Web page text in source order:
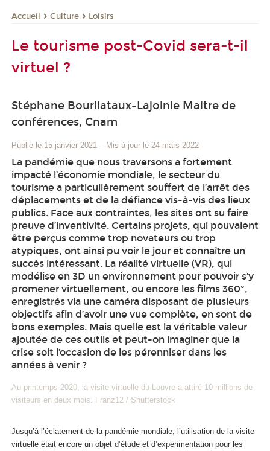
Accueil Culture Loisirs
Le tourisme post-Covid sera-t-il
virtuel ?
Stéphane Bourliataux-Lajoinie Maitre de
conférences, Cnam
Publié le 15 janvier 2021 – Mis à jour le 24 mars 2022
La pandémie que nous traversons a fortement
impacté l’économie mondiale, le secteur du
tourisme a particulièrement souffert de l’arrêt des
déplacements et de la défiance vis-à-vis des lieux
publics. Face aux contraintes, les sites ont su faire
preuve d’inventivité. Certains projets, qui pouvaient
être perçus comme trop novateurs ou trop
atypiques, ont ainsi pu voir le jour et connaître un
succès intéressant. La réalité virtuelle (VR), qui
modélise en 3D un environnement pour pouvoir s’y
promener virtuellement, ou encore les films 360°,
enregistrés via une caméra disposant de plusieurs
objectifs afin d’avoir une vue complète, en sont de
bons exemples. Mais quelle est la véritable valeur
ajoutée de ces outils et peut-on imaginer que la
crise soit l’occasion de les pérenniser dans les
années à venir ?
Au printemps 2020, la visite virtuelle du Louvre a attiré 10 millions de
visiteurs en deux mois. Franz12 / Shutterstock
Jusqu’à l’éclatement de la pandémie mondiale, l’utilisation de la visite
virtuelle était encore un objet d’étude et d’expérimentation pour les